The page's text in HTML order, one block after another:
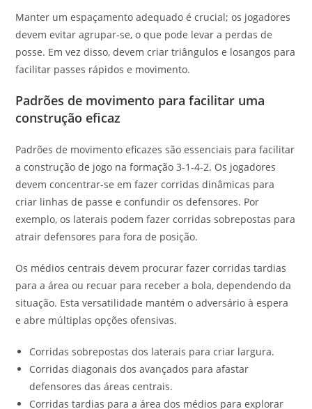
Manter um espaçamento adequado é crucial; os jogadores
devem evitar agrupar-se, o que pode levar a perdas de
posse. Em vez disso, devem criar triângulos e losangos para
facilitar passes rápidos e movimento.
Padrões de movimento para facilitar uma
construção eficaz
Padrões de movimento eficazes são essenciais para facilitar
a construção de jogo na formação 3-1-4-2. Os jogadores
devem concentrar-se em fazer corridas dinâmicas para
criar linhas de passe e confundir os defensores. Por
exemplo, os laterais podem fazer corridas sobrepostas para
atrair defensores para fora de posição.
Os médios centrais devem procurar fazer corridas tardias
para a área ou recuar para receber a bola, dependendo da
situação. Esta versatilidade mantém o adversário à espera
e abre múltiplas opções ofensivas.
Corridas sobrepostas dos laterais para criar largura.
Corridas diagonais dos avançados para afastar
defensores das áreas centrais.
Corridas tardias para a área dos médios para explorar